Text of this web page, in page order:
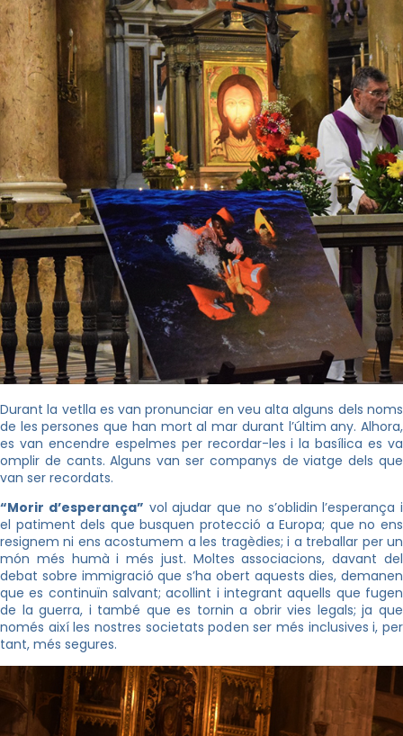
Durant la vetlla es van pronunciar en veu alta alguns dels noms
de les persones que han mort al mar durant l’últim any. Alhora,
es van encendre espelmes per recordar-les i la basílica es va
omplir de cants. Alguns van ser companys de viatge dels que
van ser recordats.
“Morir d’esperança” vol ajudar que no s’oblidin l’esperança i
el patiment dels que busquen protecció a Europa; que no ens
resignem ni ens acostumem a les tragèdies; i a treballar per un
món més humà i més just. Moltes associacions, davant del
debat sobre immigració que s’ha obert aquests dies, demanen
que es continuïn salvant; acollint i integrant aquells que fugen
de la guerra, i també que es tornin a obrir vies legals; ja que
només així les nostres societats poden ser més inclusives i, per
tant, més segures.